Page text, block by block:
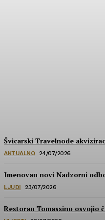
Švicarski Travelnode
AKTUALNO 24/07/2026
Imenovan novi Nadzorni
LJUDI 23/07/2026
Restoran Tomassino osvojio